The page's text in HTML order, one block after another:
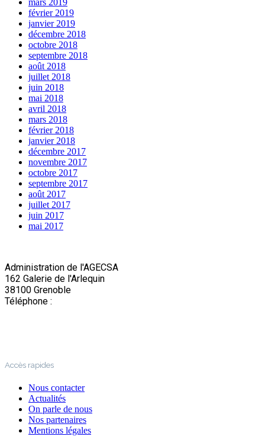
février 2019
janvier 2019
décembre 2018
octobre 2018
septembre 2018
août 2018
juillet 2018
juin 2018
mai 2018
avril 2018
mars 2018
février 2018
janvier 2018
décembre 2017
novembre 2017
octobre 2017
septembre 2017
août 2017
juillet 2017
juin 2017
mai 2017
Administration de l'AGECSA
162 Galerie de l'Arlequin
38100 Grenoble
Téléphone :
Accès rapides
Nous contacter
Actualités
On parle de nous
Nos partenaires
Mentions légales